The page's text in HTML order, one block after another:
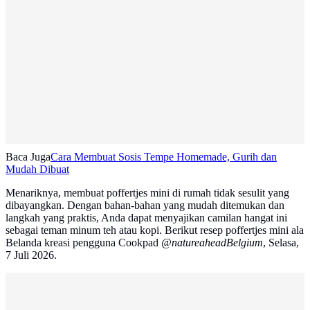
Baca JugaCara Membuat Sosis Tempe Homemade, Gurih dan
Mudah Dibuat
Menariknya, membuat poffertjes mini di rumah tidak sesulit yang
dibayangkan. Dengan bahan-bahan yang mudah ditemukan dan
langkah yang praktis, Anda dapat menyajikan camilan hangat ini
sebagai teman minum teh atau kopi. Berikut resep poffertjes mini ala
Belanda kreasi pengguna Cookpad @natureaheadBelgium, Selasa,
7 Juli 2026.